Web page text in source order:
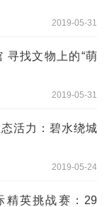
2019-05-31
寻找文物上的“萌
2019-05-31
活力：碧水绕城
2019-05-24
精英挑战赛：29